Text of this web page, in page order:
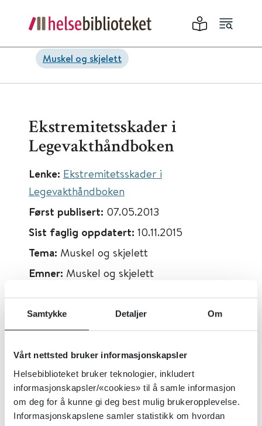
Samtykke Detaljer Om
Vårt nettsted bruker informasjonskapsler
Helsebiblioteket bruker teknologier, inkludert
informasjonskapsler/«cookies» til å samle informasjon
om deg for å kunne gi deg best mulig brukeropplevelse.
Informasjonskapslene samler statistikk om hvordan
Muskel og skjelett
Ekstremitetsskader i
Legevakthåndboken
Lenke: Ekstremitetsskader i
Legevakthåndboken
Først publisert: 07.05.2013
Sist faglig oppdatert: 10.11.2015
Tema: Muskel og skjelett
Emner: Muskel og skjelett
Utgiver: Gyldendal Akademisk
Språk:Norsk